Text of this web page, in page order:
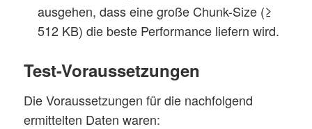
ausgehen, dass eine große Chunk-Size (≥
512 KB) die beste Performance liefern wird.
Test-Voraussetzungen
Die Voraussetzungen für die nachfolgend
ermittelten Daten waren: